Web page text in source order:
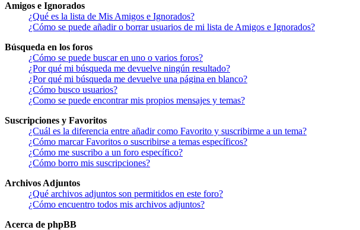
Amigos e Ignorados
¿Qué es la lista de Mis Amigos e Ignorados?
¿Cómo se puede añadir o borrar usuarios de mi lista de Amigos e Ignorados?
Búsqueda en los foros
¿Cómo se puede buscar en uno o varios foros?
¿Por qué mi búsqueda me devuelve ningún resultado?
¿Por qué mi búsqueda me devuelve una página en blanco?
¿Cómo busco usuarios?
¿Como se puede encontrar mis propios mensajes y temas?
Suscripciones y Favoritos
¿Cuál es la diferencia entre añadir como Favorito y suscribirme a un tema?
¿Cómo marcar Favoritos o suscribirse a temas específicos?
¿Cómo me suscribo a un foro específico?
¿Cómo borro mis suscripciones?
Archivos Adjuntos
¿Qué archivos adjuntos son permitidos en este foro?
¿Cómo encuentro todos mis archivos adjuntos?
Acerca de phpBB